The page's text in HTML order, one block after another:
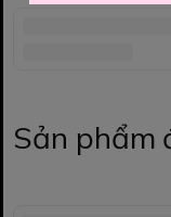
Sản phẩm